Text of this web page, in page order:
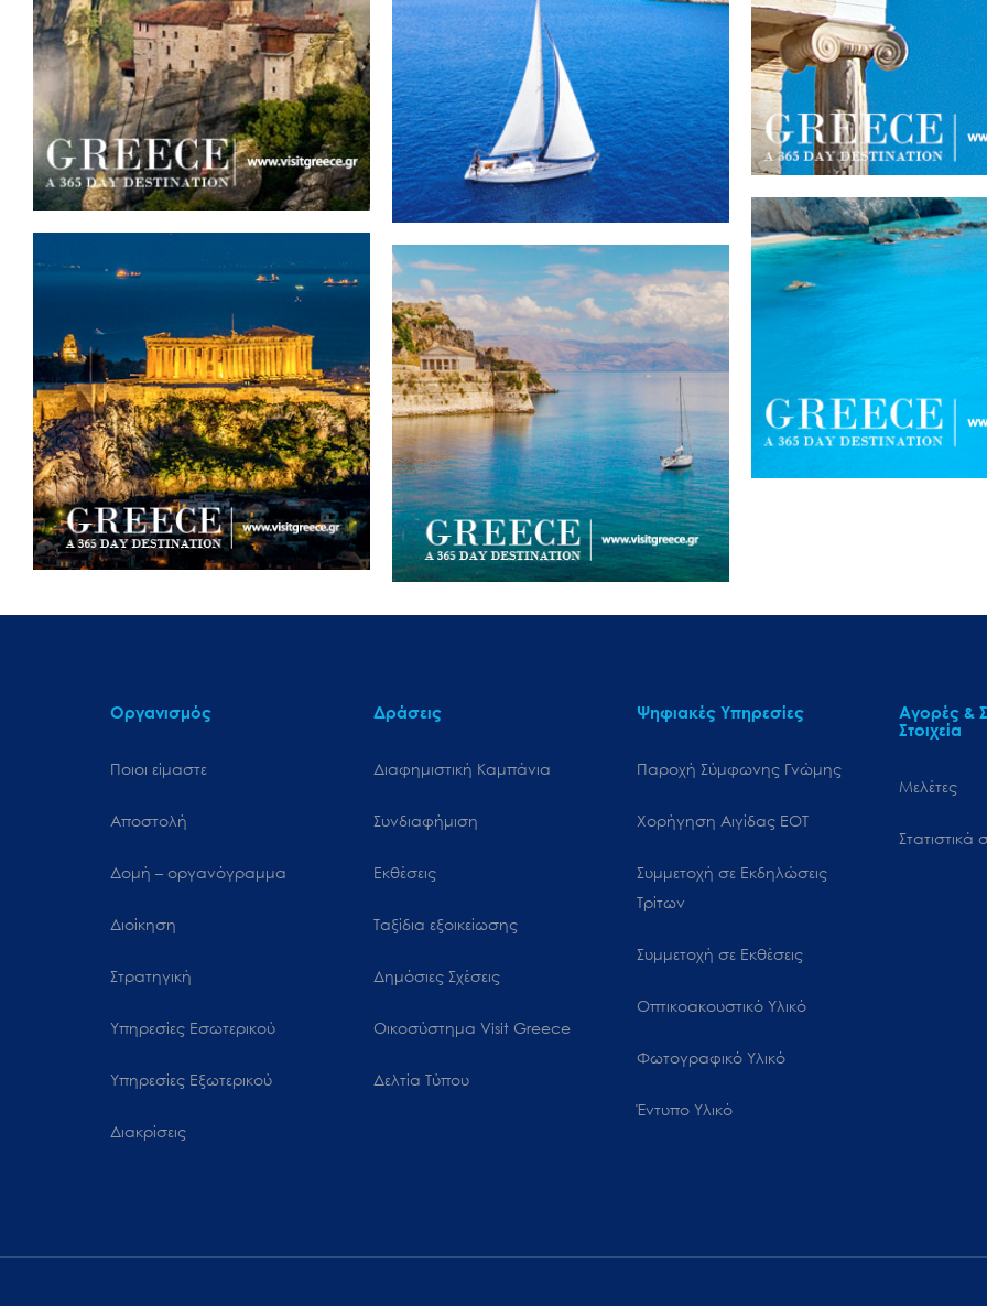
Οργανισμός
Ποιοι είμαστε
Αποστολή
Δομή – οργανόγραμμα
Διοίκηση
Στρατηγική
Υπηρεσίες Εσωτερικού
Υπηρεσίες Εξωτερικού
Διακρίσεις
Δράσεις
Διαφημιστική Καμπάνια
Συνδιαφήμιση
Εκθέσεις
Ταξίδια εξοικείωσης
Δημόσιες Σχέσεις
Oικοσύστημα Visit Greece
Δελτία Τύπου
Ψηφιακές Υπηρεσίες
Παροχή Σύμφωνης Γνώμης
Χορήγηση Αιγίδας ΕΟΤ
Συμμετοχή σε Εκδηλώσεις
Τρίτων
Συμμετοχή σε Εκθέσεις
Οπτικοακουστικό Υλικό
Φωτογραφικό Υλικό
Έντυπο Υλικό
Αγορές &
Στοιχεία
Μελέτες
Στατιστικά